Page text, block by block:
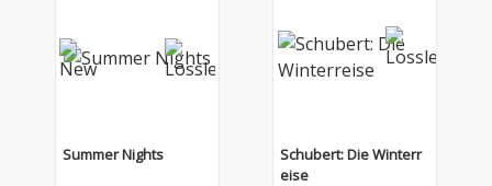
Summer Nights
Schubert: Die Winterr
eise